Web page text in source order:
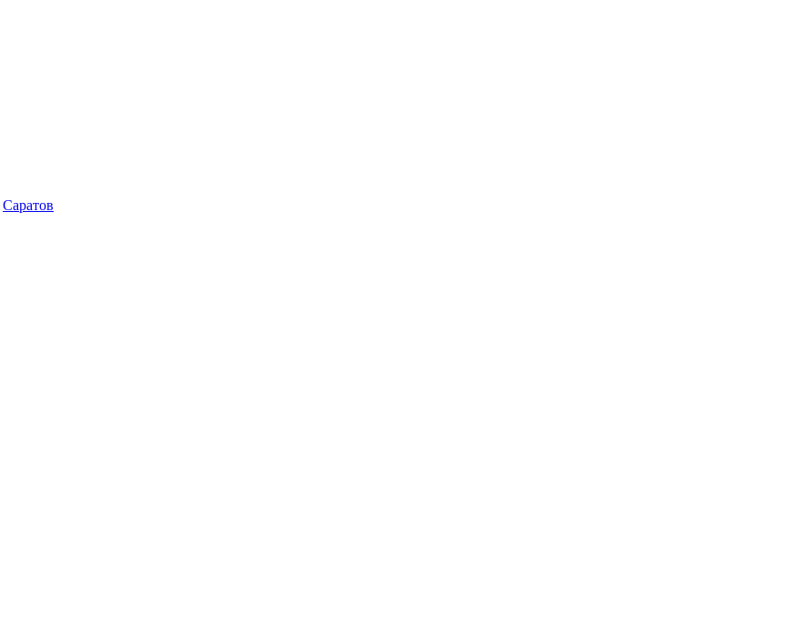
Саратов